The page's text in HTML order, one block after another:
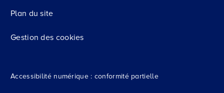
Plan du site
Gestion des cookies
Accessibilité numérique : conformité partielle